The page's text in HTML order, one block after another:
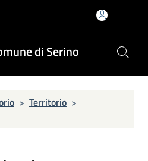
di Serino
> Territorio >